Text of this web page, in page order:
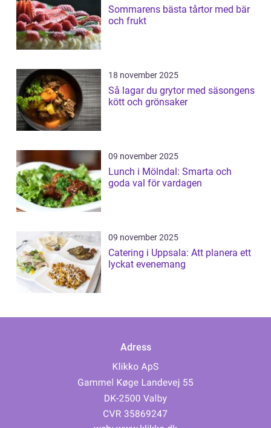
Sommarens bästa tårtor med bär
och frukt
18 november 2025
Så lagar du grytor med säsongens
kött och grönsaker
09 november 2025
Lunch i Mölndal: Smarta och
goda val för vardagen
09 november 2025
Catering i Uppsala: Att planera ett
lyckat evenemang
Adress